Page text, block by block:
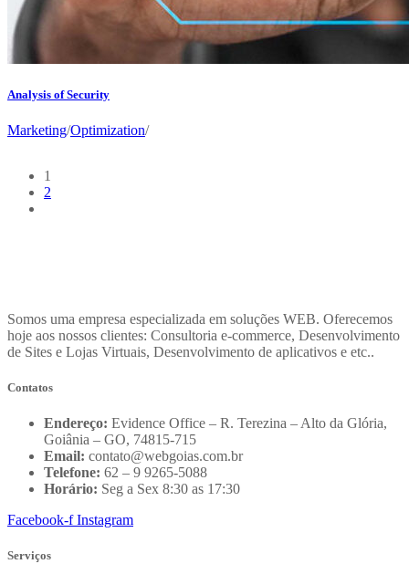
Analysis of Security
Marketing/Optimization/
1
2
Somos uma empresa especializada em soluções WEB. Oferecemos
hoje aos nossos clientes: Consultoria e-commerce, Desenvolvimento
de Sites e Lojas Virtuais, Desenvolvimento de aplicativos e etc..
Contatos
Endereço: Evidence Office – R. Terezina – Alto da Glória,
Goiânia – GO, 74815-715
Email: contato@webgoias.com.br
Telefone: 62 – 9 9265-5088
Horário: Seg a Sex 8:30 as 17:30
Facebook-f Instagram
Serviços